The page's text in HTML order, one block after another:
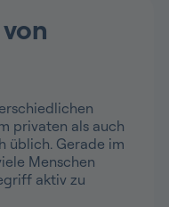
privaten als auch
üblich. Gerade im
Menschen
aktiv zu